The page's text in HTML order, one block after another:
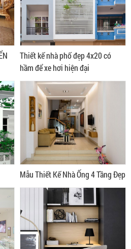
Thiết kế nhà phố đẹp 4x20 có
hầm để xe hơi hiện đại
Mẫu Thiết Kế Nhà Ống 4 Tầng Đẹp